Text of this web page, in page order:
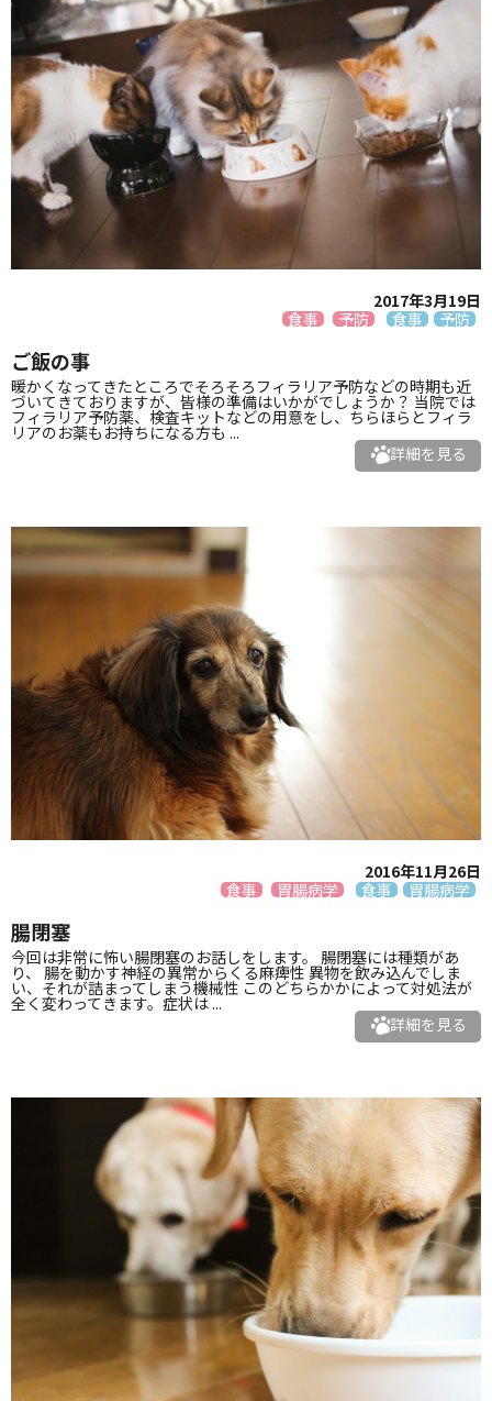
2017年3月19日
食事
予防 食事 予防
ご飯の事
暖かくなってきたところでそろそろフィラリア予防などの時期も近
づいてきておりますが、皆様の準備はいかがでしょうか？ 当院では
フィラリア予防薬、検査キットなどの用意をし、ちらほらとフィラ
リアのお薬もお持ちになる方も ...
詳細を見る
2016年11月26日
食事
胃腸病学 食事 胃腸病学
腸閉塞
今回は非常に怖い腸閉塞のお話しをします。 腸閉塞には種類があ
り、 腸を動かす神経の異常からくる麻痺性 異物を飲み込んでしま
い、それが詰まってしまう機械性 このどちらかかによって対処法が
全く変わってきます。症状は ...
詳細を見る